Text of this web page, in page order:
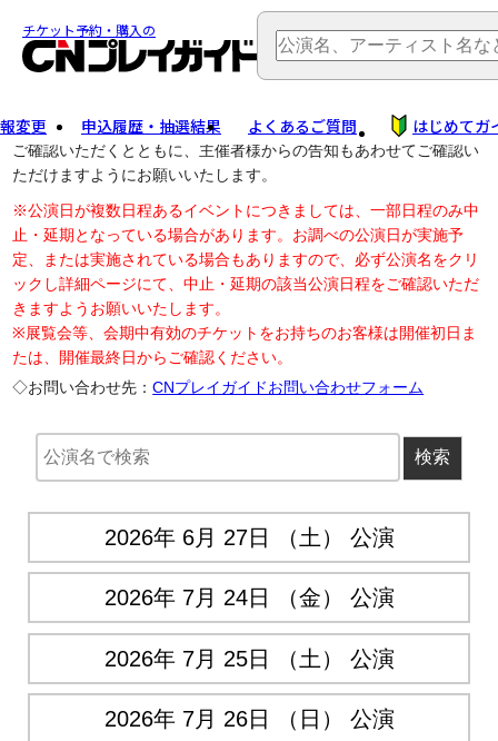
チケット予約・購入の
変更 申込履歴・抽選結果 よくあるご質問 はじめてガ
公演中止に伴う払戻し・延期等のご案内は、以下公演日リンクから
ご確認いただくとともに、主催者様からの告知もあわせてご確認い
ただけますようにお願いいたします。
※公演日が複数日程あるイベントにつきましては、一部日程のみ中
止・延期となっている場合があります。お調べの公演日が実施予
定、または実施されている場合もありますので、必ず公演名をクリ
ックし詳細ページにて、中止・延期の該当公演日程をご確認いただ
きますようお願いいたします。
※展覧会等、会期中有効のチケットをお持ちのお客様は開催初日ま
たは、開催最終日からご確認ください。
◇お問い合わせ先：CNプレイガイドお問い合わせフォーム
2026年 6月 27日 （土） 公演
2026年 7月 24日 （金） 公演
2026年 7月 25日 （土） 公演
2026年 7月 26日 （日） 公演